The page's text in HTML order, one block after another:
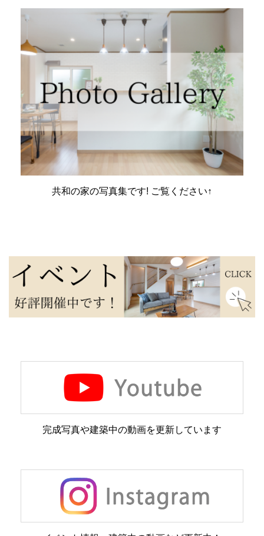
共和の家の写真集です! ご覧ください↑
完成写真や建築中の動画を更新しています